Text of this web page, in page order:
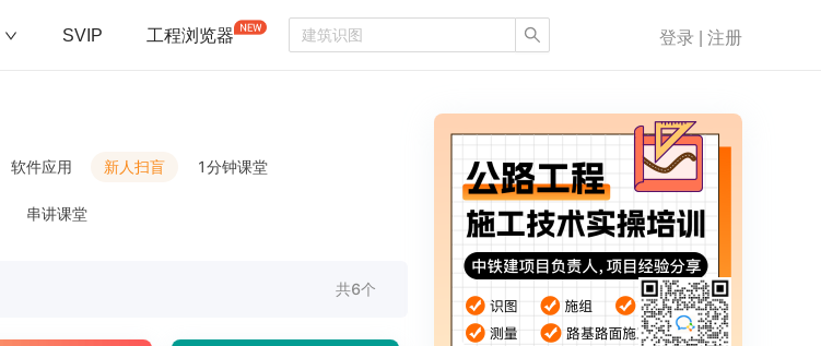
SVIP 工程浏览器 登录 | 注册
软件应用 新人扫盲 1分钟课堂
串讲课堂
共6个